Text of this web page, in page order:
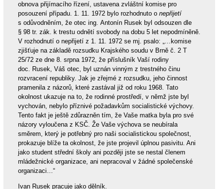
obnova přijímacího řízení, ustavena zvláštní komise pro
posouzení případu. 1. 11. 1972 bylo rozhodnuto o nepřijetí
s odůvodněním, že otec ing. Antonín Rusek byl odsouzen dle
§ 98 tr. zák. k trestu odnětí svobody na dobu 5 let nepodmíněně.
V rozhodnutí o nepřijetí z 1. 11. 1972 se mj. psalo: „…komise
zjišťuje na základě rozsudku Krajského soudu v Brně č. 2 T
25/72 ze dne 8. srpna 1972, že příslušník Vaší rodiny
doc. Rusek, Váš otec, byl uznán vinným z trestného činu
rozvracení republiky. Jak je zřejmé z rozsudku, jeho činnost
pramenila z názorů, které zastával již od roku 1968. Tato
okolnost ukazuje na to, že rodinné prostředí, v němž jste byl
vychován, nebylo příznivé požadavkům socialistické výchovy.
Tento fakt je ještě zdůrazněn tím, že Vaše matka byla pro své
názory vyloučena z KSČ. Že Vaše výchova se neubírala
směrem, který je potřebný pro naši socialistickou společnost,
prokazuje blíže ta okolnost, že jste projevil úplnou pasivitu. Ani
jako student střední školy ani později jste se nestal členem
mládežnické organizace, ani nepracoval v žádné společenské
organizaci…“
Ivan Rusek pracuje jako dělník.